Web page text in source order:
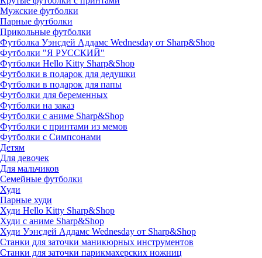
Мужские футболки
Парные футболки
Прикольные футболки
Футболка Уэнсдей Аддамс Wednesday от Sharp&Shop
Футболки "Я РУССКИЙ"
Футболки Hello Kitty Sharp&Shop
Футболки в подарок для дедушки
Футболки в подарок для папы
Футболки для беременных
Футболки на заказ
Футболки с аниме Sharp&Shop
Футболки с принтами из мемов
Футболки с Симпсонами
Детям
Для девочек
Для мальчиков
Семейные футболки
Худи
Парные худи
Худи Hello Kitty Sharp&Shop
Худи с аниме Sharp&Shop
Худи Уэнсдей Аддамс Wednesday от Sharp&Shop
Станки для заточки маникюрных инструментов
Станки для заточки парикмахерских ножниц